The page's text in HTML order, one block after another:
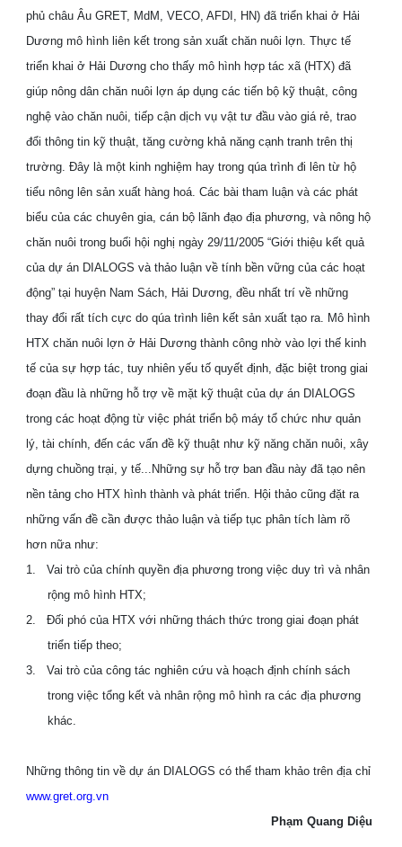
phủ châu Âu GRET, MdM, VECO, AFDI, HN) đã triển khai ở Hải
Dương mô hình liên kết trong sản xuất chăn nuôi lợn. Thực tế
triển khai ở Hải Dương cho thấy mô hình hợp tác xã (HTX) đã
giúp nông dân chăn nuôi lợn áp dụng các tiến bộ kỹ thuật, công
nghệ vào chăn nuôi, tiếp cận dịch vụ vật tư đầu vào giá rẻ, trao
đổi thông tin kỹ thuật, tăng cường khả năng cạnh tranh trên thị
trường. Đây là một kinh nghiệm hay trong qúa trình đi lên từ hộ
tiểu nông lên sản xuất hàng hoá. Các bài tham luận và các phát
biểu của các chuyên gia, cán bộ lãnh đạo địa phương, và nông hộ
chăn nuôi trong buổi hội nghị ngày 29/11/2005 “Giới thiệu kết quả
của dự án DIALOGS và thảo luận về tính bền vững của các hoạt
động” tại huyện Nam Sách, Hải Dương, đều nhất trí về những
thay đổi rất tích cực do qúa trình liên kết sản xuất tạo ra. Mô hình
HTX chăn nuôi lợn ở Hải Dương thành công nhờ vào lợi thế kinh
tế của sự hợp tác, tuy nhiên yếu tố quyết định, đặc biệt trong giai
đoạn đầu là những hỗ trợ về mặt kỹ thuật của dự án DIALOGS
trong các hoạt động từ việc phát triển bộ máy tổ chức như quản
lý, tài chính, đến các vấn đề kỹ thuật như kỹ năng chăn nuôi, xây
dựng chuồng trại, y tế...Những sự hỗ trợ ban đầu này đã tạo nên
nền tảng cho HTX hình thành và phát triển. Hội thảo cũng đặt ra
những vấn đề cần được thảo luận và tiếp tục phân tích làm rõ
hơn nữa như:
1.
Vai trò của chính quyền địa phương trong việc duy trì và nhân
rộng mô hình HTX;
2.
Đối phó của HTX với những thách thức trong giai đoạn phát
triển tiếp theo;
3.
Vai trò của công tác nghiên cứu và hoạch định chính sách
trong việc tổng kết và nhân rộng mô hình ra các địa phương
khác.
Những thông tin về dự án DIALOGS có thể tham khảo trên địa chỉ
www.gret.org.vn
Phạm Quang Diệu